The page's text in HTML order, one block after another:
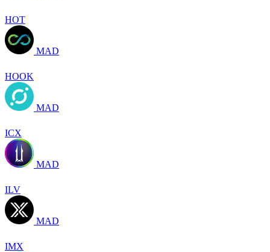
HOT
MAD
HOOK
MAD
ICX
MAD
ILV
MAD
IMX